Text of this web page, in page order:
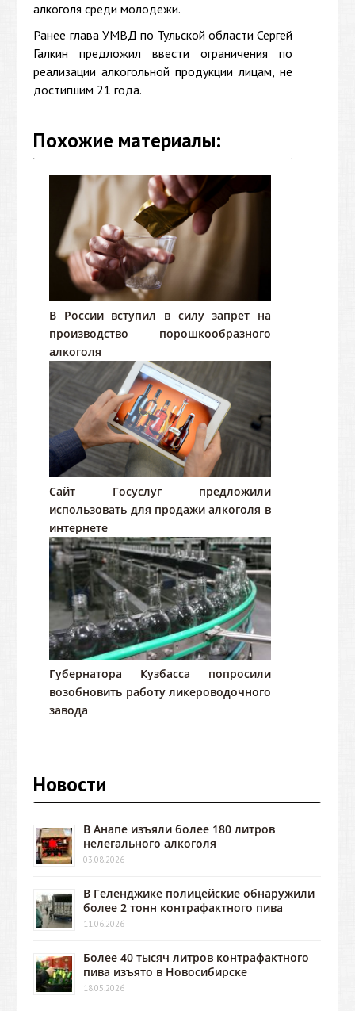
алкоголя среди молодежи.
Ранее глава УМВД по Тульской области Сергей
Галкин предложил ввести ограничения по
реализации алкогольной продукции лицам, не
достигшим 21 года.
Похожие материалы:
В России вступил в силу запрет на
производство порошкообразного
алкоголя
Сайт Госуслуг предложили
использовать для продажи алкоголя в
интернете
Губернатора Кузбасса попросили
возобновить работу ликероводочного
завода
Новости
В Анапе изъяли более 180 литров
нелегального алкоголя
03.08.2026
В Геленджике полицейские обнаружили
более 2 тонн контрафактного пива
11.06.2026
Более 40 тысяч литров контрафактного
пива изъято в Новосибирске
18.05.2026